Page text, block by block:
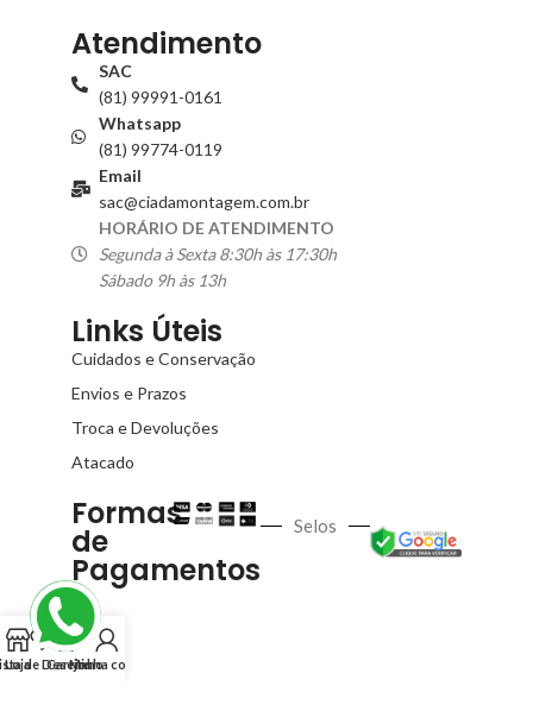
Atendimento
SAC
(81) 99991-0161
Whatsapp
(81) 99774-0119
Email
sac@ciadamontagem.com.br
HORÁRIO DE ATENDIMENTO
Segunda à Sexta 8:30h às 17:30h
Sábado 9h às 13h
Links Úteis
Cuidados e Conservação
Envios e Prazos
Troca e Devoluções
Atacado
Formas
de
Pagamentos
Selos
Lojade Desejos
Carrinho
Minha conta